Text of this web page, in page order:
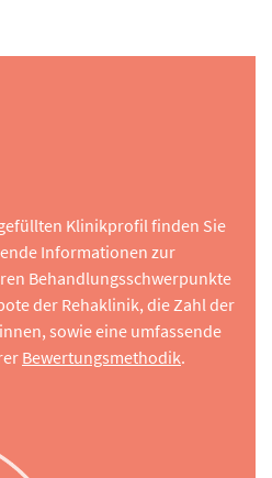
Klinikprofil finden Sie
Informationen zur
Behandlungsschwerpunkte
der Rehaklinik, die Zahl der
sowie eine umfassende
Bewertungsmethodik.